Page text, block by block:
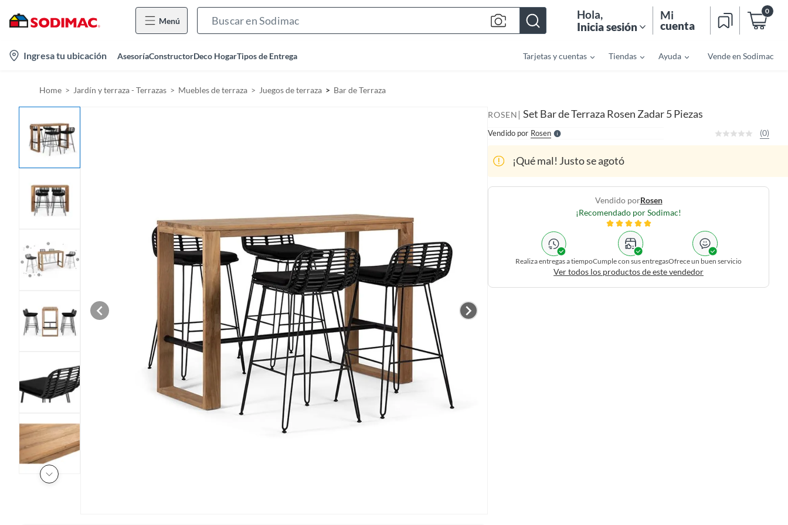
Menú
h
Hola,
Inicia sesión
Mi
cuenta
0
Ingresa tu ubicación AsesoríaConstructorDeco HogarTipos de Entrega Tarjetas y cuentas Tiendas Ayuda Vende en Sodimac
Home Jardín y terraza - Terrazas Muebles de terraza Juegos de terraza Bar de Terraza
ROSEN | Set Bar de Terraza Rosen Zadar 5 Piezas
Vendido por RosenS
l
l
(0)
¡Qué mal! Justo se agotó
Vendido porRosen
¡Recomendado por Sodimac!
Realiza entregas a tiempoCumple con sus entregasOfrece un buen servicio
Ver todos los productos de este vendedor